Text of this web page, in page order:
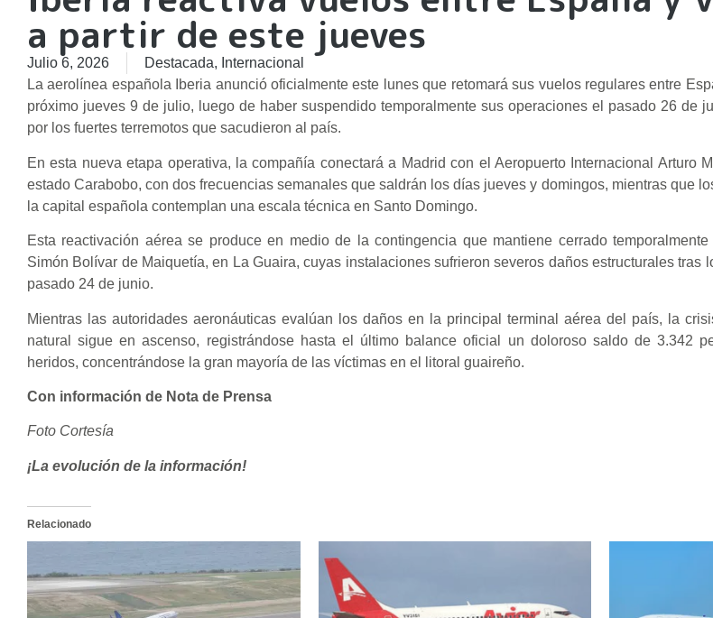
a partir de este jueves
Julio 6, 2026 Destacada, Internacional
La aerolínea española Iberia anunció oficialmente este lunes que retomará sus vuelos regulares entre
próximo jueves 9 de julio, luego de haber suspendido temporalmente sus operaciones el pasado 26 de
por los fuertes terremotos que sacudieron al país.
En esta nueva etapa operativa, la compañía conectará a Madrid con el Aeropuerto Internacional Arturo
estado Carabobo, con dos frecuencias semanales que saldrán los días jueves y domingos, mientras que
la capital española contemplan una escala técnica en Santo Domingo.
Esta reactivación aérea se produce en medio de la contingencia que mantiene cerrado temporalmente
Simón Bolívar de Maiquetía, en La Guaira, cuyas instalaciones sufrieron severos daños estructurales tras
pasado 24 de junio.
Mientras las autoridades aeronáuticas evalúan los daños en la principal terminal aérea del país, la
natural sigue en ascenso, registrándose hasta el último balance oficial un doloroso saldo de 3.342
heridos, concentrándose la gran mayoría de las víctimas en el litoral guaireño.
Con información de Nota de Prensa
Foto Cortesía
¡La evolución de la información!
Relacionado